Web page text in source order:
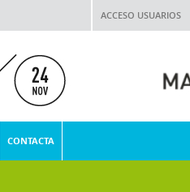
ACCESO USUARIOS
CONTACTA